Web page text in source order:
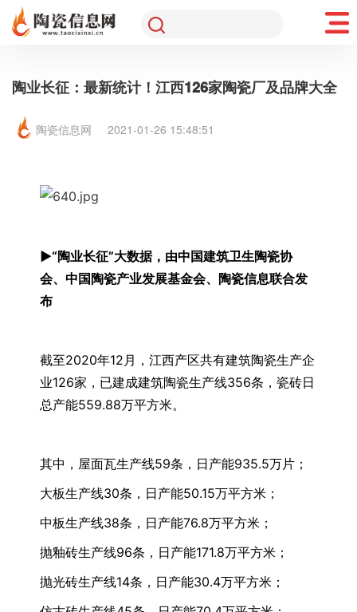
陶业长征：最新统计！江西126家陶瓷厂及品牌大全
陶瓷信息网 2021-01-26 15:48:51
▶“陶业长征”大数据，由中国建筑卫生陶瓷协
会、中国陶瓷产业发展基金会、陶瓷信息联合发
布
截至2020年12月，江西产区共有建筑陶瓷生产企
业126家，已建成建筑陶瓷生产线356条，瓷砖日
总产能559.88万平方米。
其中，屋面瓦生产线59条，日产能935.5万片；
大板生产线30条，日产能50.15万平方米；
中板生产线38条，日产能76.8万平方米；
抛釉砖生产线96条，日产能171.8万平方米；
抛光砖生产线14条，日产能30.4万平方米；